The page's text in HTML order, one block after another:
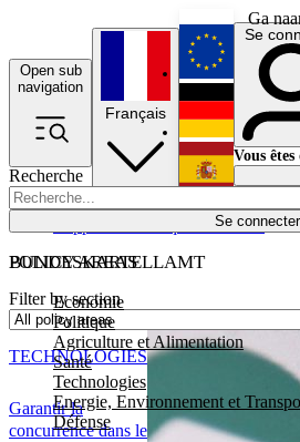
Ga
Open sub
navigation
Recherche
Se connecter
POLICY AREAS
Economie
Politique
Agriculture et Alimentation
Santé
Technologies
Energie, Environnement et
Défense
Économie
Français
English
Deutsch
Español
Se
Vous êtes
BUNDESKARTELLAMT
Filter by section
Garantir la
concurrence dans le
TECHNOLOGIES